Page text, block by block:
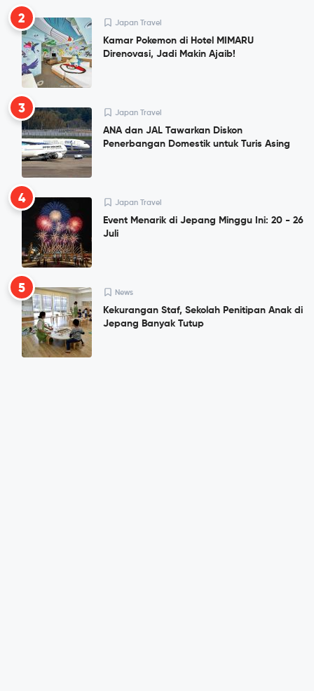
2 Japan Travel
Kamar Pokemon di Hotel MIMARU
Direnovasi, Jadi Makin Ajaib!
3 Japan Travel
ANA dan JAL Tawarkan Diskon
Penerbangan Domestik untuk Turis Asing
4 Japan Travel
Event Menarik di Jepang Minggu Ini: 20 - 26
Juli
5 News
Kekurangan Staf, Sekolah Penitipan Anak di
Jepang Banyak Tutup